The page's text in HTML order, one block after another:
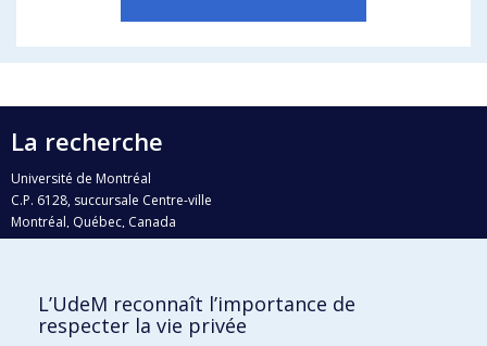
La recherche
Université de Montréal
C.P. 6128, succursale Centre-ville
Montréal, Québec, Canada
H3C 3J7
Qui fait quoi?
L’UdeM reconnaît l’importance de
respecter la vie privée